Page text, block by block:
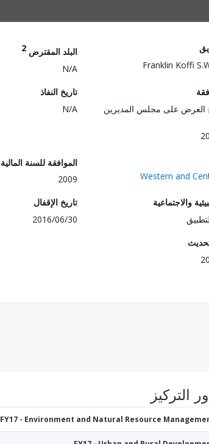
Franklin Koffi
البلد المقترض 2
N/A
العرض على مجلس المديرين
تاريخ النفاذ
N/A
Western and
الموافقة للسنة المالية
2009
والاجتماعية
تاريخ الإقفال
2016/06/30
التركيز
FY17 - Environment and Natural Resource